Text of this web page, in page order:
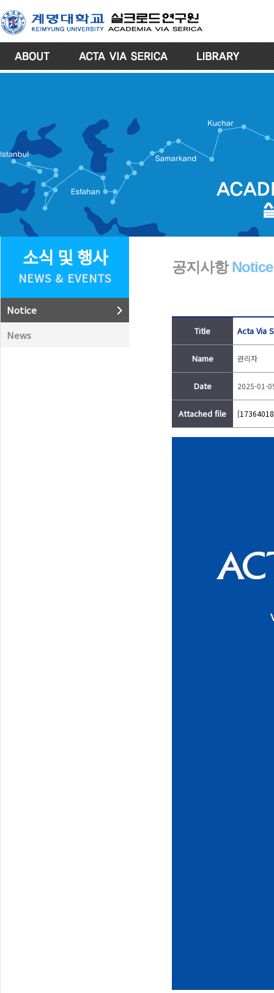
소식 및 행사
NEWS & EVENTS
Notice
News
공지사항Notice
Title Acta Via
Name 관리자
Date 2025-01-
Attached file